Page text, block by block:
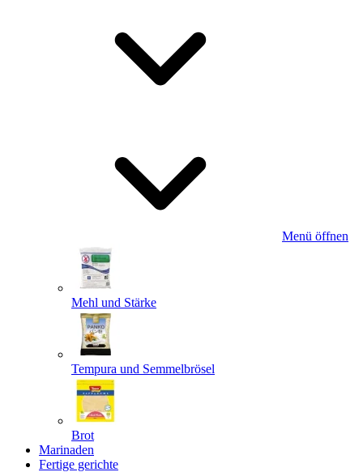
Menü öffnen
Mehl und Stärke
Tempura und Semmelbrösel
Brot
Marinaden
Fertige gerichte